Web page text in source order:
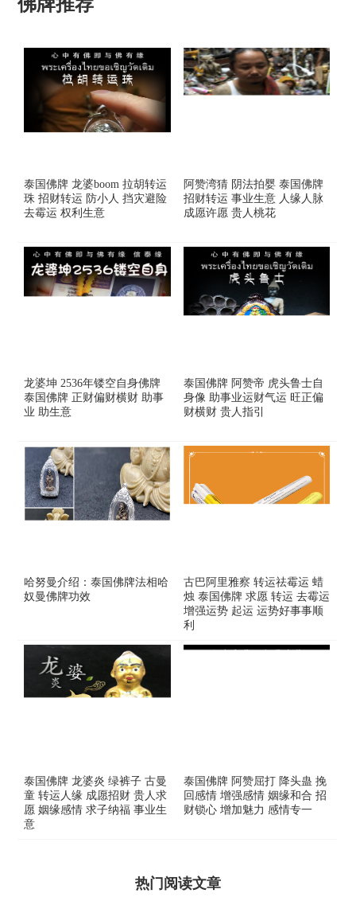
泰国佛牌 龙婆boom 拉胡转运
珠 招财转运 防小人 挡灾避险
去霉运 权利生意
阿赞湾猜 阴法拍婴 泰国佛牌
招财转运 事业生意 人缘人脉
成愿许愿 贵人桃花
龙婆坤 2536年镂空自身佛牌
泰国佛牌 正财偏财横财 助事
业 助生意
泰国佛牌 阿赞帝 虎头鲁士自
身像 助事业运财气运 旺正偏
财横财 贵人指引
哈努曼介绍：泰国佛牌法相哈
奴曼佛牌功效
古巴阿里雅察 转运祛霉运 蜡
烛 泰国佛牌 求愿 转运 去霉运
增强运势 起运 运势好事事顺
利
泰国佛牌 龙婆炎 绿裤子 古曼
童 转运人缘 成愿招财 贵人求
愿 姻缘感情 求子纳福 事业生
意
泰国佛牌 阿赞屈打 降头蛊 挽
回感情 增强感情 姻缘和合 招
财锁心 增加魅力 感情专一
热门阅读文章